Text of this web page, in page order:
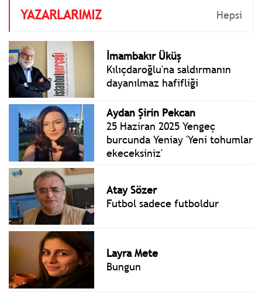
YAZARLARIMIZ Hepsi
İmambakır Üküş
Kılıçdaroğlu'na saldırmanın
dayanılmaz hafifliği
Aydan Şirin Pekcan
25 Haziran 2025 Yengeç
burcunda Yeniay 'Yeni tohumlar
ekeceksiniz'
Atay Sözer
Futbol sadece futboldur
Layra Mete
Bungun